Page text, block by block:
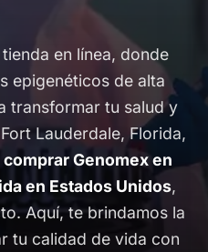
en línea, donde
epigenéticos de alta
transformar tu salud y
Lauderdale, Florida,
Genomex en
en Estados Unidos,
Aquí, te brindamos la
tu calidad de vida con